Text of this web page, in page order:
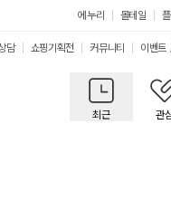
에누리 몰테일
담 쇼핑기획전 커뮤니티 이벤트
최근 관